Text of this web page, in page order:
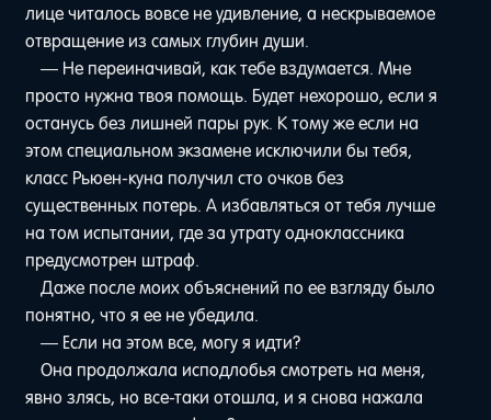
лице читалось вовсе не удивление, а нескрываемое
отвращение из самых глубин души.
— Не переиначивай, как тебе вздумается. Мне
просто нужна твоя помощь. Будет нехорошо, если я
останусь без лишней пары рук. К тому же если на
этом специальном экзамене исключили бы тебя,
класс Рьюен-куна получил сто очков без
существенных потерь. А избавляться от тебя лучше
на том испытании, где за утрату одноклассника
предусмотрен штраф.
Даже после моих объяснений по ее взгляду было
понятно, что я ее не убедила.
— Если на этом все, могу я идти?
Она продолжала исподлобья смотреть на меня,
явно злясь, но все-таки отошла, и я снова нажала